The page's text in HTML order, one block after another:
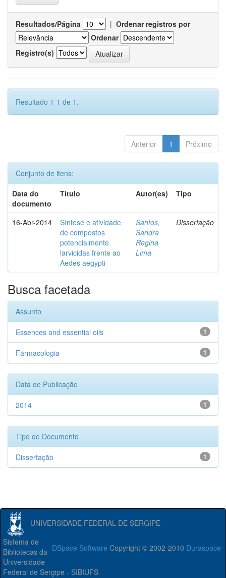
Resultados/Página | Ordenar registros por
Ordenar
Registro(s)
Resultado 1-1 de 1.
Anterior 1 Próximo
Conjunto de itens:
Data do
documento
Título Autor(es) Tipo
16-Abr-2014
Síntese e atividade
de compostos
potencialmente
larvicidas frente ao
Aedes aegypti
Santos,
Sandra
Regina
Lima
Dissertação
Busca facetada
Assunto
1
Essences and essential oils
1
Farmacologia
Data de Publicação
1
2014
Tipo de Documento
1
Dissertação
UNIVERSIDADE FEDERAL DE SERGIPE
DSpace Software Copyright © 2002-2010 Duraspace
Sistema de
Bibliotecas da
Universidade
Federal de Sergipe - SIBIUFS